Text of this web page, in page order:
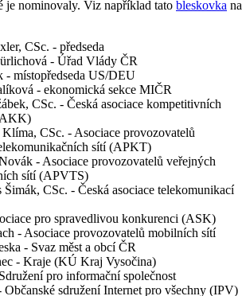
je nominovaly. Viz například tato bleskovka na
CSc. - předseda
- Úřad Vlády ČR
místopředseda US/DEU
- ekonomická sekce MIČR
CSc. - Česká asociace kompetitivních
CSc. - Asociace provozovatelů
sítí (APKT)
- Asociace provozovatelů veřejných
sítí (APVTS)
CSc. - Česká asociace telekomunikací
pro spravedlivou konkurenci (ASK)
- Asociace provozovatelů mobilních sítí
- Svaz měst a obcí ČR
- Kraje (KÚ Kraj Vysočina)
pro informační společnost
Občanské sdružení Internet pro všechny (IPV)